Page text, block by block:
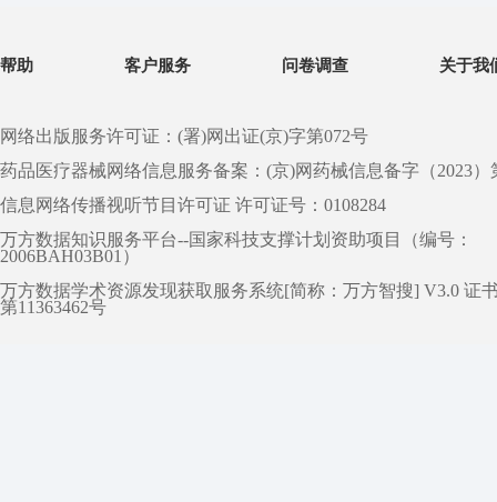
帮助 客户服务 问卷调查 关于我
网络出版服务许可证：(署)网出证(京)字第072号
药品医疗器械网络信息服务备案：(京)网药械信息备字（2023）
信息网络传播视听节目许可证 许可证号：0108284
万方数据知识服务平台--国家科技支撑计划资助项目（编号：
2006BAH03B01）
万方数据学术资源发现获取服务系统[简称：万方智搜] V3.0 证
第11363462号